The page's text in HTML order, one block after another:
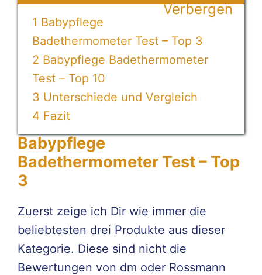
Verbergen
1 Babypflege
Badethermometer Test – Top 3
2 Babypflege Badethermometer
Test – Top 10
3 Unterschiede und Vergleich
4 Fazit
Babypflege
Badethermometer Test – Top
3
Zuerst zeige ich Dir wie immer die
beliebtesten drei Produkte aus dieser
Kategorie. Diese sind nicht die
Bewertungen von dm oder Rossmann